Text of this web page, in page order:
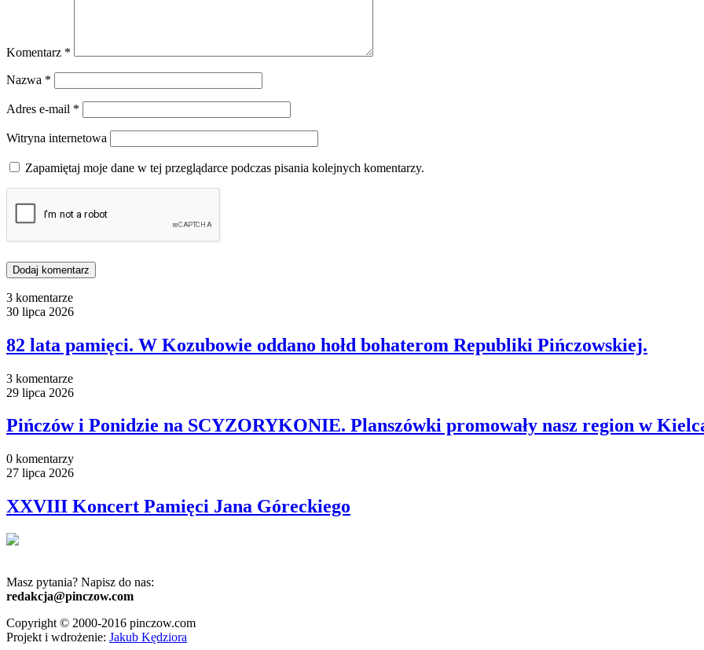
Komentarz *
Nazwa *
Adres e-mail *
Witryna internetowa
Zapamiętaj moje dane w tej przeglądarce podczas pisania kolejnych komentarzy.
3 komentarze
30 lipca 2026
82 lata pamięci. W Kozubowie oddano hołd bohaterom Republiki Pińczowskiej.
3 komentarze
29 lipca 2026
Pińczów i Ponidzie na SCYZORYKONIE. Planszówki promowały nasz region w
0 komentarzy
27 lipca 2026
XXVIII Koncert Pamięci Jana Góreckiego
Masz pytania? Napisz do nas:
redakcja@pinczow.com
Copyright © 2000-2016 pinczow.com
Projekt i wdrożenie: Jakub Kędziora